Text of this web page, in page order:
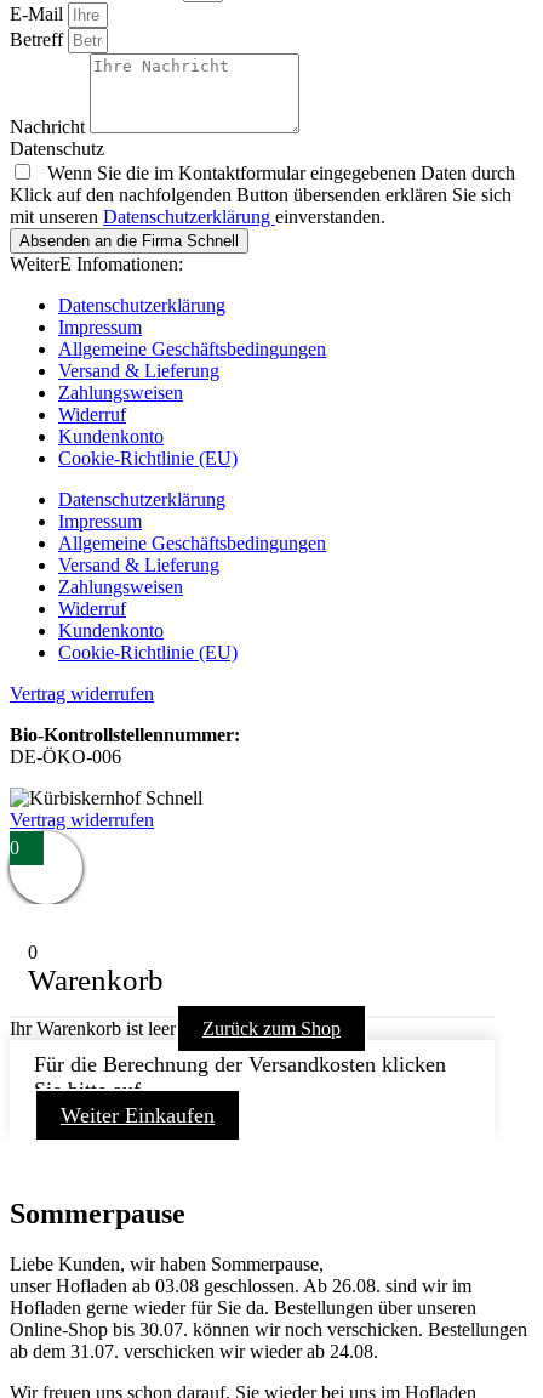
E-Mail
Betreff
Nachricht
Datenschutz
Wenn Sie die im Kontaktformular eingegebenen Daten durch
Klick auf den nachfolgenden Button übersenden erklären Sie sich
mit unseren Datenschutzerklärung einverstanden.
Absenden an die Firma Schnell
WeiterE Infomationen:
Datenschutzerklärung
Impressum
Allgemeine Geschäftsbedingungen
Versand & Lieferung
Zahlungsweisen
Widerruf
Kundenkonto
Cookie-Richtlinie (EU)
Datenschutzerklärung
Impressum
Allgemeine Geschäftsbedingungen
Versand & Lieferung
Zahlungsweisen
Widerruf
Kundenkonto
Cookie-Richtlinie (EU)
Vertrag widerrufen
Bio-Kontrollstellennummer:
DE-ÖKO-006
Vertrag widerrufen
0
0
Warenkorb
Ihr Warenkorb ist leer Zurück zum Shop
Für die Berechnung der Versandkosten klicken
Sie bitte auf
Weiter Einkaufen
Sommerpause
Liebe Kunden, wir haben Sommerpause,
unser Hofladen ab 03.08 geschlossen. Ab 26.08. sind wir im
Hofladen gerne wieder für Sie da. Bestellungen über unseren
Online-Shop bis 30.07. können wir noch verschicken. Bestellungen
ab dem 31.07. verschicken wir wieder ab 24.08.
Wir freuen uns schon darauf, Sie wieder bei uns im Hofladen